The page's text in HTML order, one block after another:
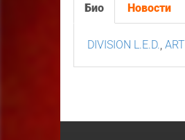
Био Новости
DIVISION L.E.D.,